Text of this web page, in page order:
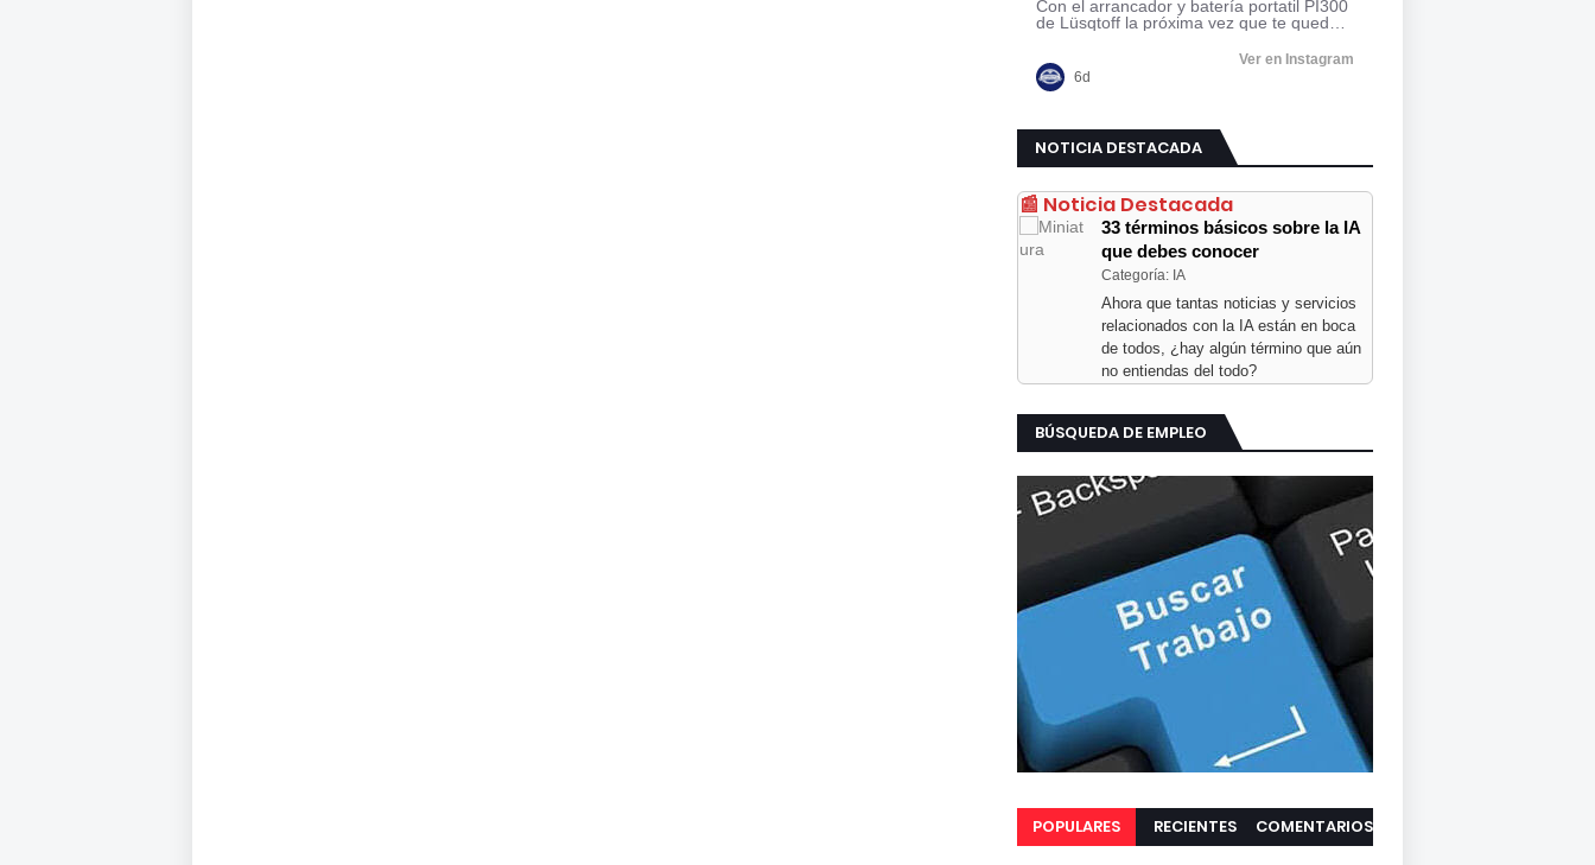
NOTICIA DESTACADA
📰 Noticia Destacada
33 términos básicos sobre la IA
que debes conocer
Categoría: IA
Ahora que tantas noticias y servicios
relacionados con la IA están en boca
de todos, ¿hay algún término que aún
no entiendas del todo?
BÚSQUEDA DE EMPLEO
POPULARES RECIENTES COMENTARIOS